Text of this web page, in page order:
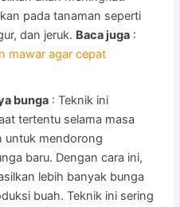
pada tanaman seperti
dan jeruk. Baca juga :
mawar agar cepat
bunga : Teknik ini
tertentu selama masa
untuk mendorong
baru. Dengan cara ini,
lebih banyak bunga
buah. Teknik ini sering